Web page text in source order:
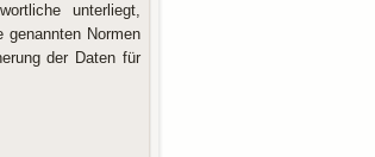
unterliegt,
genannten Normen
der Daten für